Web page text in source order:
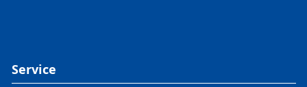
Service